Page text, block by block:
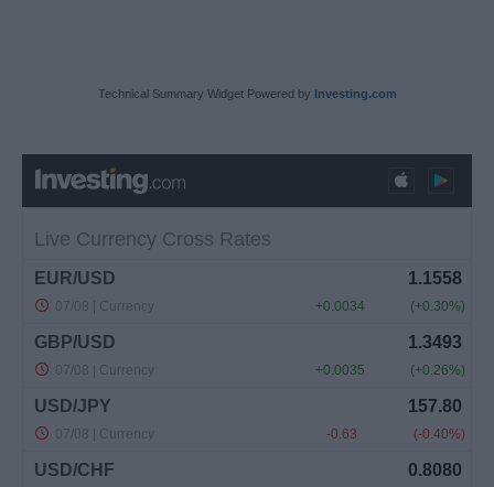
Technical Summary Widget Powered by Investing.com